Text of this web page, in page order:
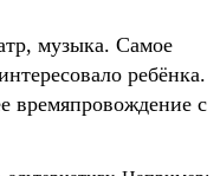
музыка. Самое
ребёнка.
времяпровождение с